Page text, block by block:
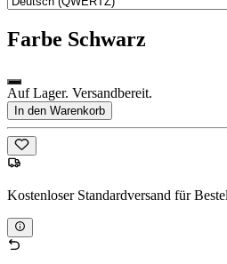
Farbe Schwarz
Auf Lager. Versandbereit.
In den Warenkorb
Kostenloser Standardversand für